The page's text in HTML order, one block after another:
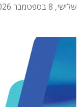
שלישי, 8 בספטמבר 2026